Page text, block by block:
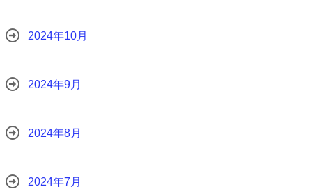
2024年10月
2024年9月
2024年8月
2024年7月